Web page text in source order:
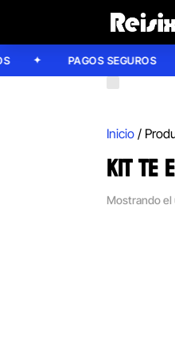
PAGOS SEGUROS
Inicio /
KIT TE
Mostrando